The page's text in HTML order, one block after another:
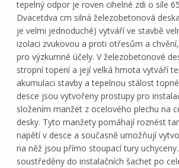
tepelný odpor je roven cihelné zdi o síle
Dvacetdva cm silná železobetonová
je velmi jednoduché) vytváří ve stavbě
izolaci zvukovou a proti otřesům a
pro výzkumné účely. V železobetonové
stropní topení a její velká hmota vytváří
akumulaci stavby a tepelnou stálost
desce jsou vytvořeny prostupy pro
složením manžet z ocelového plechu na
desky. Tyto manžety pomáhají roznést
napětí v desce a současně umožňují
na něž jsou přímo stoupací tury
soustředěny do instalačních šachet po